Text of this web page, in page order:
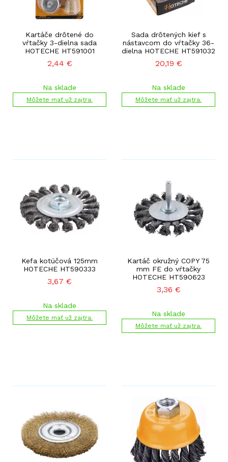
Kartáče drôtené do
vŕtačky 3-dielna sada
HOTECHE HT591001
2,44 €
Na sklade
Môžete mať už zajtra.
Sada drôtených kief s
nástavcom do vŕtačky 36-
dielna HOTECHE HT591032
20,19 €
Na sklade
Môžete mať už zajtra.
Kefa kotúčová 125mm
HOTECHE HT590333
3,67 €
Na sklade
Môžete mať už zajtra.
Kartáč okružný COPY 75
mm FE do vŕtačky
HOTECHE HT590623
3,36 €
Na sklade
Môžete mať už zajtra.